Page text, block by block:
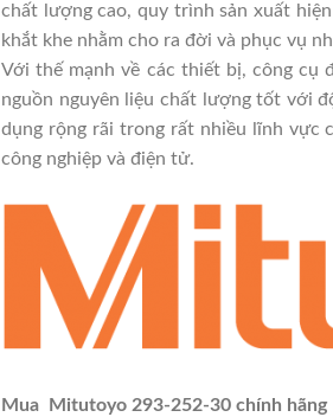
chất lượng cao, quy trình sản xuất
khắt khe nhằm cho ra đời và phục vụ
Với thế mạnh về các thiết bị, công cụ
nguồn nguyên liệu chất lượng tốt với
dụng rộng rãi trong rất nhiều lĩnh vực
công nghiệp và điện tử.
Mua Mitutoyo 293-252-30 chính